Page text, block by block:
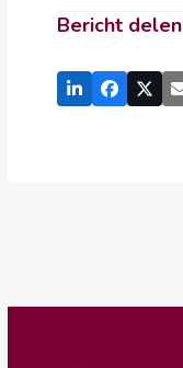
Bericht delen